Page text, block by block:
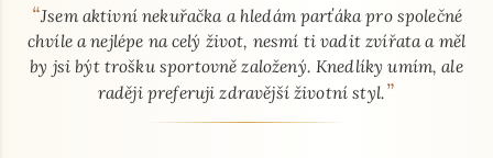
O mně - seznamka profil
“Jsem aktivní nekuřačka a hledám parťáka pro společné
chvíle a nejlépe na celý život, nesmí ti vadit zvířata a měl
by jsi být trošku sportovně založený. Knedlíky umím, ale
raději preferuji zdravější životní styl.”